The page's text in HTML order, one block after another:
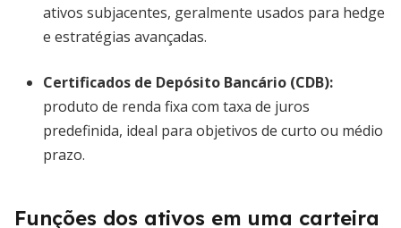
ativos subjacentes, geralmente usados para hedge
e estratégias avançadas.
Certificados de Depósito Bancário (CDB):
produto de renda fixa com taxa de juros
predefinida, ideal para objetivos de curto ou médio
prazo.
Funções dos ativos em uma carteira